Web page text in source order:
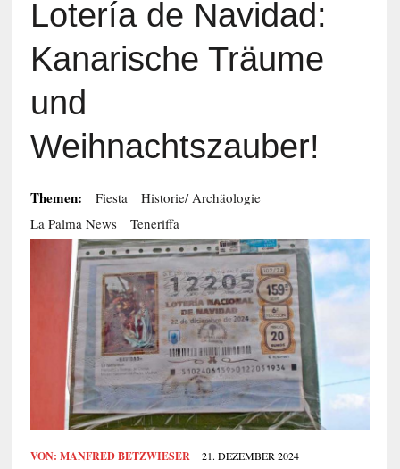
Lotería de Navidad:
Kanarische Träume
und
Weihnachtszauber!
Themen: Fiesta
Historie/ Archäologie
La Palma News
Teneriffa
VON: MANFRED BETZWIESER 21. DEZEMBER 2024